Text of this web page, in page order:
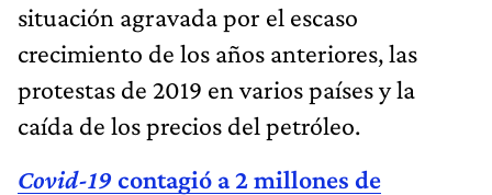
situación agravada por el escaso
crecimiento de los años anteriores, las
protestas de 2019 en varios países y la
caída de los precios del petróleo.
Covid-19 contagió a 2 millones de